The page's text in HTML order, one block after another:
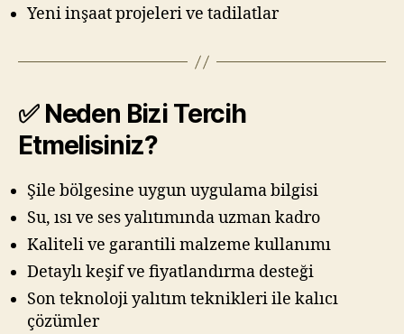
Yeni inşaat projeleri ve tadilatlar
✅ Neden Bizi Tercih
Etmelisiniz?
Şile bölgesine uygun uygulama bilgisi
Su, ısı ve ses yalıtımında uzman kadro
Kaliteli ve garantili malzeme kullanımı
Detaylı keşif ve fiyatlandırma desteği
Son teknoloji yalıtım teknikleri ile kalıcı
çözümler